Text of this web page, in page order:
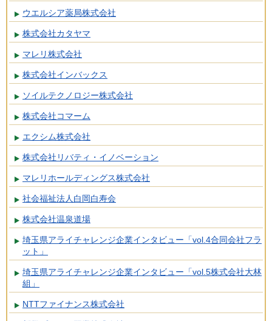
ウエルシア薬局株式会社
株式会社カタヤマ
マレリ株式会社
株式会社インバックス
ソイルテクノロジー株式会社
株式会社コマーム
エクシム株式会社
株式会社リバティ・イノベーション
マレリホールディングス株式会社
社会福祉法人白岡白寿会
株式会社温泉道場
埼玉県アライチャレンジ企業インタビュー「vol.4合同会社フラ
ット」
埼玉県アライチャレンジ企業インタビュー「vol.5株式会社大林
組」
NTTファイナンス株式会社